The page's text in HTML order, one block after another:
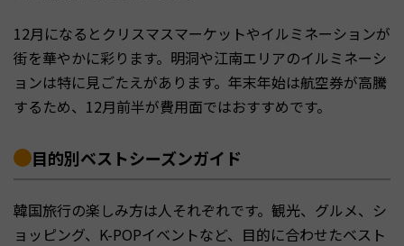
12月になるとクリスマスマーケットやイルミネーションが
街を華やかに彩ります。明洞や江南エリアのイルミネーシ
ョンは特に見ごたえがあります。年末年始は航空券が高騰
するため、12月前半が費用面ではおすすめです。
目的別ベストシーズンガイド
韓国旅行の楽しみ方は人それぞれです。観光、グルメ、シ
ョッピング、K-POPイベントなど、目的に合わせたベスト